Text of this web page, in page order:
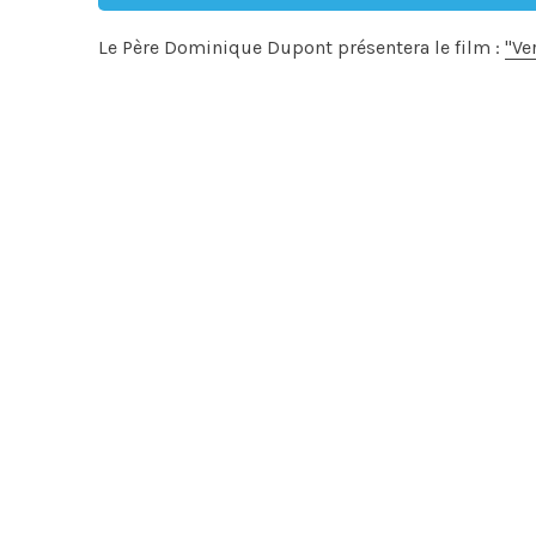
Le Père Dominique Dupont présentera le film :